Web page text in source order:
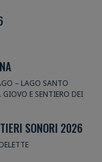
– LAGO SANTO
E SENTIERO DEI
SONORI 2026